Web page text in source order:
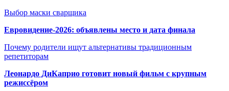
Выбор маски сварщика
Евровидение-2026: объявлены место и дата финала
Почему родители ищут альтернативы традиционным
репетиторам
Леонардо ДиКаприо готовит новый фильм с крупным
режиссёром